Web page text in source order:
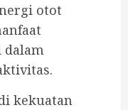
otot
dalam
kekuatan